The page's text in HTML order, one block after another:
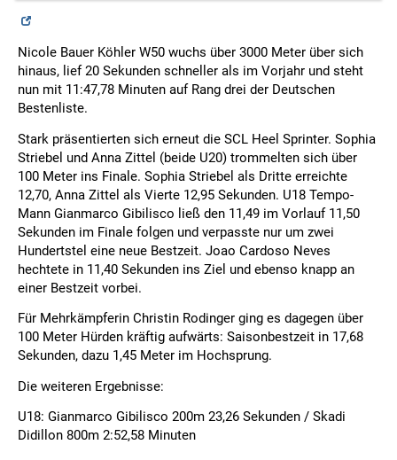
Nicole Bauer Köhler W50 wuchs über 3000 Meter über sich
hinaus, lief 20 Sekunden schneller als im Vorjahr und steht
nun mit 11:47,78 Minuten auf Rang drei der Deutschen
Bestenliste.
Stark präsentierten sich erneut die SCL Heel Sprinter. Sophia
Striebel und Anna Zittel (beide U20) trommelten sich über
100 Meter ins Finale. Sophia Striebel als Dritte erreichte
12,70, Anna Zittel als Vierte 12,95 Sekunden. U18 Tempo-
Mann Gianmarco Gibilisco ließ den 11,49 im Vorlauf 11,50
Sekunden im Finale folgen und verpasste nur um zwei
Hundertstel eine neue Bestzeit. Joao Cardoso Neves
hechtete in 11,40 Sekunden ins Ziel und ebenso knapp an
einer Bestzeit vorbei.
Für Mehrkämpferin Christin Rodinger ging es dagegen über
100 Meter Hürden kräftig aufwärts: Saisonbestzeit in 17,68
Sekunden, dazu 1,45 Meter im Hochsprung.
Die weiteren Ergebnisse:
U18: Gianmarco Gibilisco 200m 23,26 Sekunden / Skadi
Didillon 800m 2:52,58 Minuten